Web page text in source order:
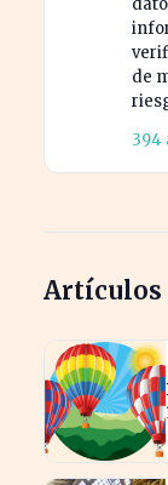
de
394
Artículos